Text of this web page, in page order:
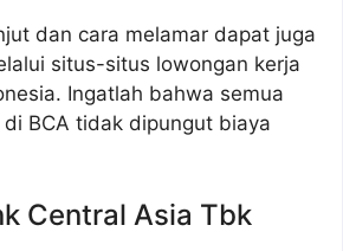
dan cara melamar dapat juga
situs-situs lowongan kerja
Ingatlah bahwa semua
BCA tidak dipungut biaya
Central Asia Tbk